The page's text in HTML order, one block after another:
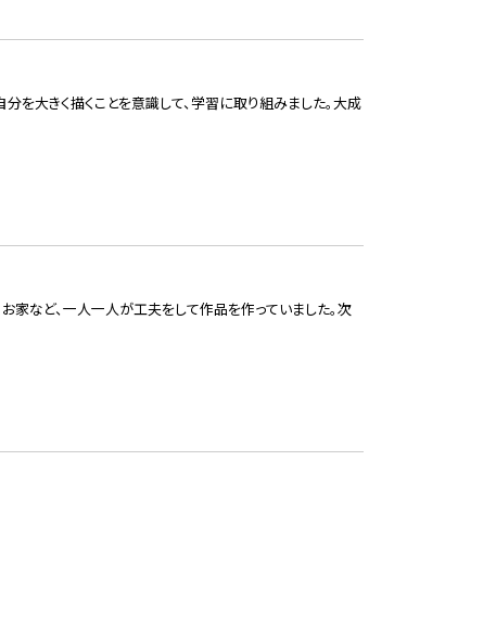
を大きく描くことを意識して、学習に取り組みました。大成
家など、一人一人が工夫をして作品を作っていました。次